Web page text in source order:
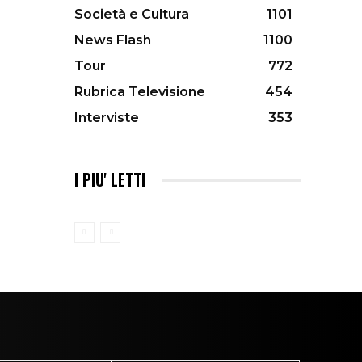
Società e Cultura
1101
News Flash
1100
Tour
772
Rubrica Televisione
454
Interviste
353
I PIU' LETTI